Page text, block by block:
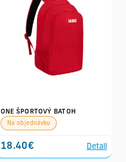
ONE ŠPORTOVÝ BATOH
Na objednávku
18.40€ Detail